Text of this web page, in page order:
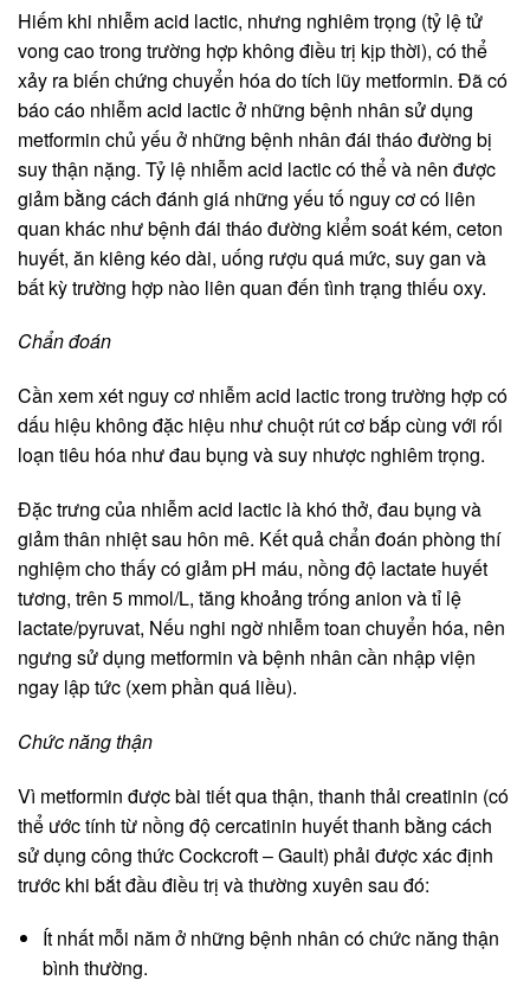
Hiếm khi nhiễm acid lactic, nhưng nghiêm trọng (tỷ lệ tử
vong cao trong trường hợp không điều trị kịp thời), có thể
xảy ra biến chứng chuyển hóa do tích lũy metformin. Đã có
báo cáo nhiễm acid lactic ở những bệnh nhân sử dụng
metformin chủ yếu ở những bệnh nhân đái tháo đường bị
suy thận nặng. Tỷ lệ nhiễm acid lactic có thể và nên được
giảm bằng cách đánh giá những yếu tố nguy cơ có liên
quan khác như bệnh đái tháo đường kiểm soát kém, ceton
huyết, ăn kiêng kéo dài, uống rượu quá mức, suy gan và
bất kỳ trường hợp nào liên quan đến tình trạng thiếu oxy.
Chẩn đoán
Cần xem xét nguy cơ nhiễm acid lactic trong trường hợp có
dấu hiệu không đặc hiệu như chuột rút cơ bắp cùng với rối
loạn tiêu hóa như đau bụng và suy nhược nghiêm trọng.
Đặc trưng của nhiễm acid lactic là khó thở, đau bụng và
giảm thân nhiệt sau hôn mê. Kết quả chẩn đoán phòng thí
nghiệm cho thấy có giảm pH máu, nồng độ lactate huyết
tương, trên 5 mmol/L, tăng khoảng trống anion và tỉ lệ
lactate/pyruvat, Nếu nghi ngờ nhiễm toan chuyển hóa, nên
ngưng sử dụng metformin và bệnh nhân cần nhập viện
ngay lập tức (xem phần quá liều).
Chức năng thận
Vì metformin được bài tiết qua thận, thanh thải creatinin (có
thể ước tính từ nồng độ cercatinin huyết thanh bằng cách
sử dụng công thức Cockcroft – Gault) phải được xác định
trước khi bắt đầu điều trị và thường xuyên sau đó:
Ít nhất mỗi năm ở những bệnh nhân có chức năng thận
bình thường.